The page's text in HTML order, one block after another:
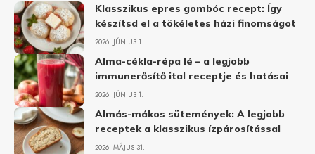
Klasszikus epres gombóc recept: Így
készítsd el a tökéletes házi finomságot
2026. JÚNIUS 1.
Alma-cékla-répa lé – a legjobb
immunerősítő ital receptje és hatásai
2026. JÚNIUS 1.
Almás-mákos sütemények: A legjobb
receptek a klasszikus ízpárosítással
2026. MÁJUS 31.